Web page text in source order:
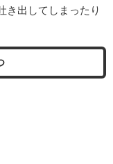
き出してしまったり